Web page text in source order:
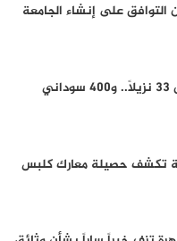
التوافق على إنشاء الجامعة
165 مليون جنيه لإطلاق 33 نزيلاً.. و400 سوداني
تكشف حصيلة معارك كلبس